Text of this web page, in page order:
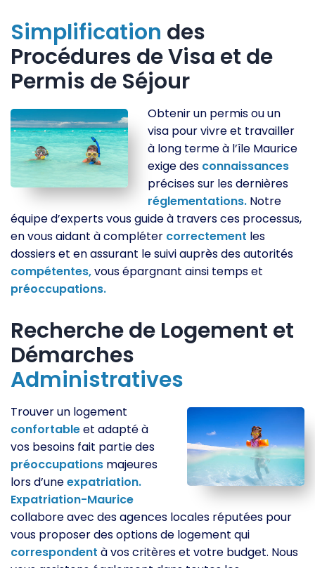
Simplification des
Procédures de Visa et de
Permis de Séjour
Obtenir un permis ou un
visa pour vivre et travailler
à long terme à l’île Maurice
exige des connaissances
précises sur les dernières
réglementations. Notre
équipe d’experts vous guide à travers ces processus,
en vous aidant à compléter correctement les
dossiers et en assurant le suivi auprès des autorités
compétentes,vous épargnant ainsi temps et
préoccupations.
Recherche de Logement et
Démarches
Administratives
Trouver un logement
confortableet adapté à
vos besoins fait partie des
préoccupations majeures
lors d’uneexpatriation.
Expatriation-Maurice
collabore avec des agences locales réputées pour
vous proposer des options de logement qui
correspondent à vos critères et votre budget. Nous